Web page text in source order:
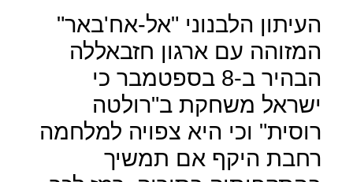
העיתון הלבנוני "אל-אח'באר"
המזוהה עם ארגון חזבאללה
הבהיר ב-8 בספטמבר כי
ישראל משחקת ב"רולטה
רוסית" וכי היא צפויה למלחמה
רחבת היקף אם תמשיך